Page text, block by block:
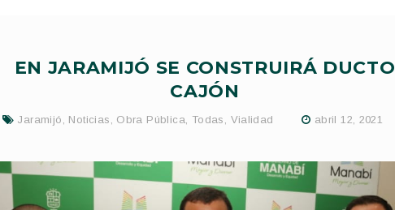
EN JARAMIJÓ SE CONSTRUIRÁ DUCTO
CAJÓN
Jaramijó , Noticias , Obra Pública, Todas , Vialidad abril 12, 2021